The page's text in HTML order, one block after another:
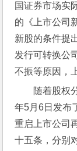
国证券市场实
的《上市公司
新股的条件提
发行可转换公
不振等原因，
随着股权
年5月6日发布
重启上市公司
十五条，分别